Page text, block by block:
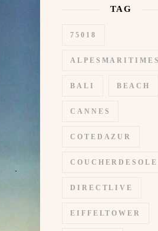
TAG
75018
ALPESMARITIMES
BALI BEACH
CANNES
COTEDAZUR
DIRECTLIVE
EIFFELTOWER